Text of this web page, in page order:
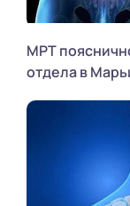
МРТ
отдела в